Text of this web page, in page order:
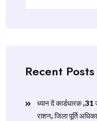
Recent Posts
ध्यान दें कार्डधारक ,31
राशन, जिला पूर्ति